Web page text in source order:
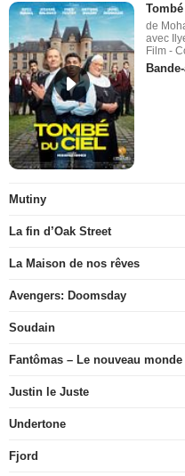
de
avec
Film -
Mutiny
La fin d’Oak Street
La Maison de nos rêves
Avengers: Doomsday
Soudain
Fantômas – Le nouveau monde
Justin le Juste
Undertone
Fjord